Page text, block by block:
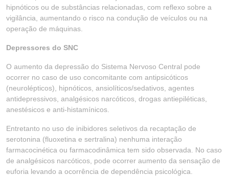
hipnóticos ou de substâncias relacionadas, com reflexo sobre a
vigilância, aumentando o risco na condução de veículos ou na
operação de máquinas.
Depressores do SNC
O aumento da depressão do Sistema Nervoso Central pode
ocorrer no caso de uso concomitante com antipsicóticos
(neurolépticos), hipnóticos, ansiolíticos/sedativos, agentes
antidepressivos, analgésicos narcóticos, drogas antiepiléticas,
anestésicos e anti-histamínicos.
Entretanto no uso de inibidores seletivos da recaptação de
serotonina (fluoxetina e sertralina) nenhuma interação
farmacocinética ou farmacodinâmica tem sido observada. No caso
de analgésicos narcóticos, pode ocorrer aumento da sensação de
euforia levando a ocorrência de dependência psicológica.